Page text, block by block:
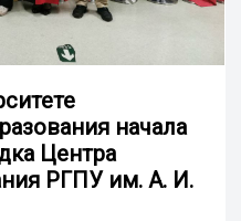
начала
Центра
РГПУ им. А. И.